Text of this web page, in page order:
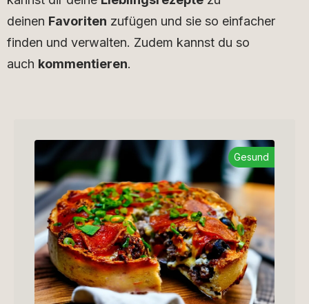
deinen Favoriten zufügen und sie so einfacher
finden und verwalten. Zudem kannst du so
auch kommentieren.
Gesund